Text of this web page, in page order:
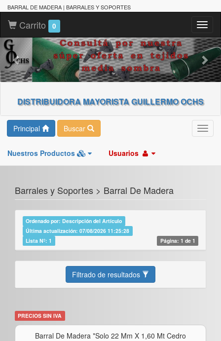
BARRAL DE MADERA | BARRALES Y SOPORTES
Carrito 0
DISTRIBUIDORA MAYORISTA GUILLERMO OCHS
Principal Buscar
Nuestros Productos Usuarios
Barrales y Soportes > Barral De Madera
Ordenado por: Descripción del Artículo
Última actualización: 07/08/2026 11:25:28
Lista Nº: 1
Página: 1 de 1
Filtrado de resultados
PRECIOS SIN IVA
Barral De Madera *solo 22 Mm X 1,60 Mt Cedro